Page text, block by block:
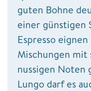
guten Bohne
einer günstigen
Espresso
Mischungen mit
nussigen
Lungo darf es